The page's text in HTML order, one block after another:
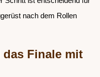
nach dem Rollen
Finale mit